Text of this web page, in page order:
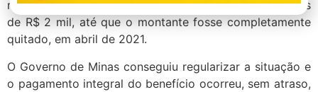
nesse período. O restante foi pago em parcelas mensais
de R$ 2 mil, até que o montante fosse completamente
quitado, em abril de 2021.
O Governo de Minas conseguiu regularizar a situação e
o pagamento integral do benefício ocorreu, sem atraso,